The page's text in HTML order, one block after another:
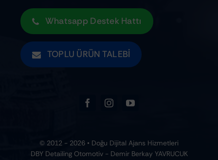
Whatsapp Destek Hattı
TOPLU ÜRÜN TALEBI
© 2012 - 2026 • Doğu Dijital Ajans Hizmetleri
DBY Detailing Otomotiv - Demir Berkay YAVRUCUK